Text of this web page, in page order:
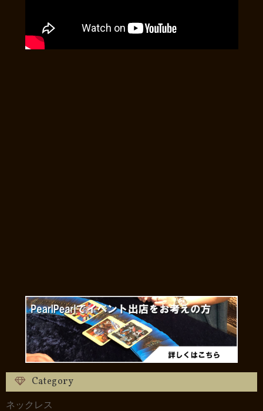
Category
ネックレス